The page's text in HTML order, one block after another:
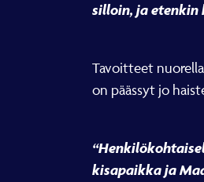
silloin, ja etenkin
Tavoitteet
on päässyt jo
kisapaikka ja